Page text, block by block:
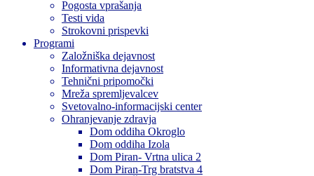
Pogosta vprašanja
Testi vida
Strokovni prispevki
Programi
Založniška dejavnost
Informativna dejavnost
Tehnični pripomočki
Mreža spremljevalcev
Svetovalno-informacijski center
Ohranjevanje zdravja
Dom oddiha Okroglo
Dom oddiha Izola
Dom Piran- Vrtna ulica 2
Dom Piran-Trg bratstva 4